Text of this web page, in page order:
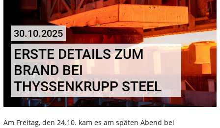
30.10.2025
ERSTE DETAILS ZUM
BRAND BEI
THYSSENKRUPP STEEL
Am Freitag, den 24.10. kam es am späten Abend bei